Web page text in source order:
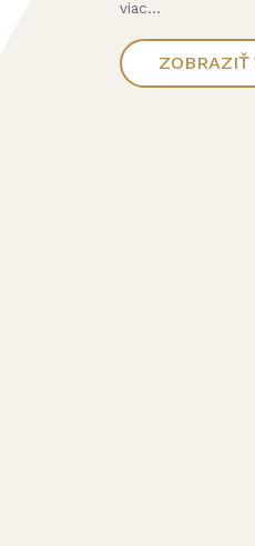
viac...
ZOBRAZIŤ